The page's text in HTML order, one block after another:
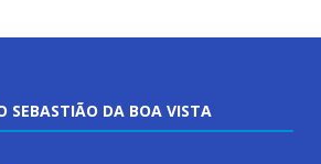
SEBASTIÃO DA BOA VISTA